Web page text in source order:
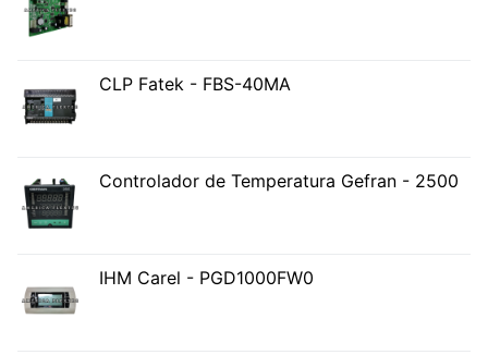
CLP Fatek - FBS-40MA
Controlador de Temperatura Gefran - 2500
IHM Carel - PGD1000FW0